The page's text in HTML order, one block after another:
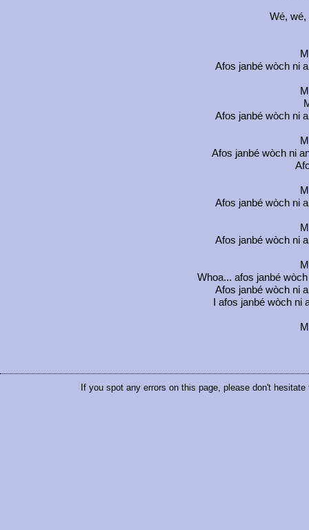
Wé, wé,
Afos janbé wòch ni
Afos janbé wòch ni
Afos janbé wòch ni
Afos janbé wòch ni
Afos janbé wòch ni
Whoa... afos janbé
Afos janbé wòch ni
I afos janbé wòch
If you spot any errors on this page, please don't